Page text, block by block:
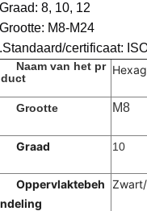
8, 10, 12
M8-M24
certificaat:
Naam van het pr
Grootte M8
Graad 10
Oppervlaktebeh